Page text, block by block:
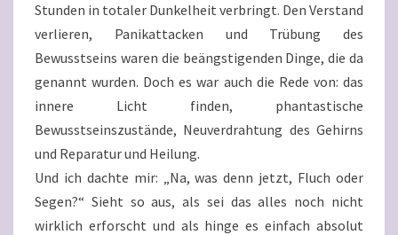
Stunden in totaler Dunkelheit verbringt. Den Verstand
verlieren, Panikattacken und Trübung des
Bewusstseins waren die beängstigenden Dinge, die da
genannt wurden. Doch es war auch die Rede von: das
innere Licht finden, phantastische
Bewusstseinszustände, Neuverdrahtung des Gehirns
und Reparatur und Heilung.
Und ich dachte mir: „Na, was denn jetzt, Fluch oder
Segen?“ Sieht so aus, als sei das alles noch nicht
wirklich erforscht und als hinge es einfach absolut